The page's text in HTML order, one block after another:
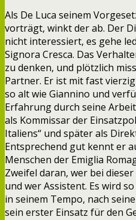
Als De Luca seinem
vorträgt, winkt der ab. Der
nicht interessiert, es gehe
Signora Cresca. Das
zu denken, und plötzlich
Partner. Er ist mit fast
so alt wie Giannino und
Erfahrung durch seine
als Kommissar der
Italiens“ und später als
Entsprechend gut kennt er
Menschen der Emiglia
Zweifel daran, wer bei
und wer Assistent. Es wird
in seinem Tempo, nach
sein erster Einsatz für den